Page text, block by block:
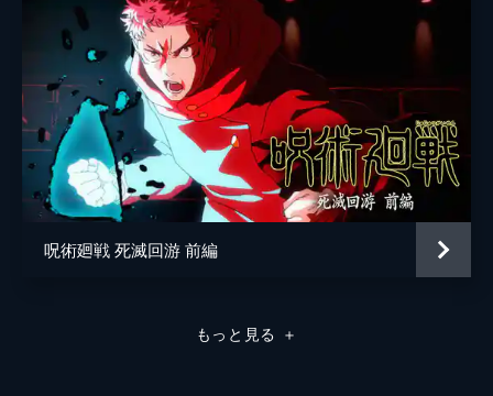
呪術廻戦 死滅回游 前編
もっと見る ＋